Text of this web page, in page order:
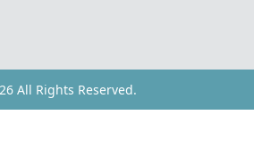
All Rights Reserved.